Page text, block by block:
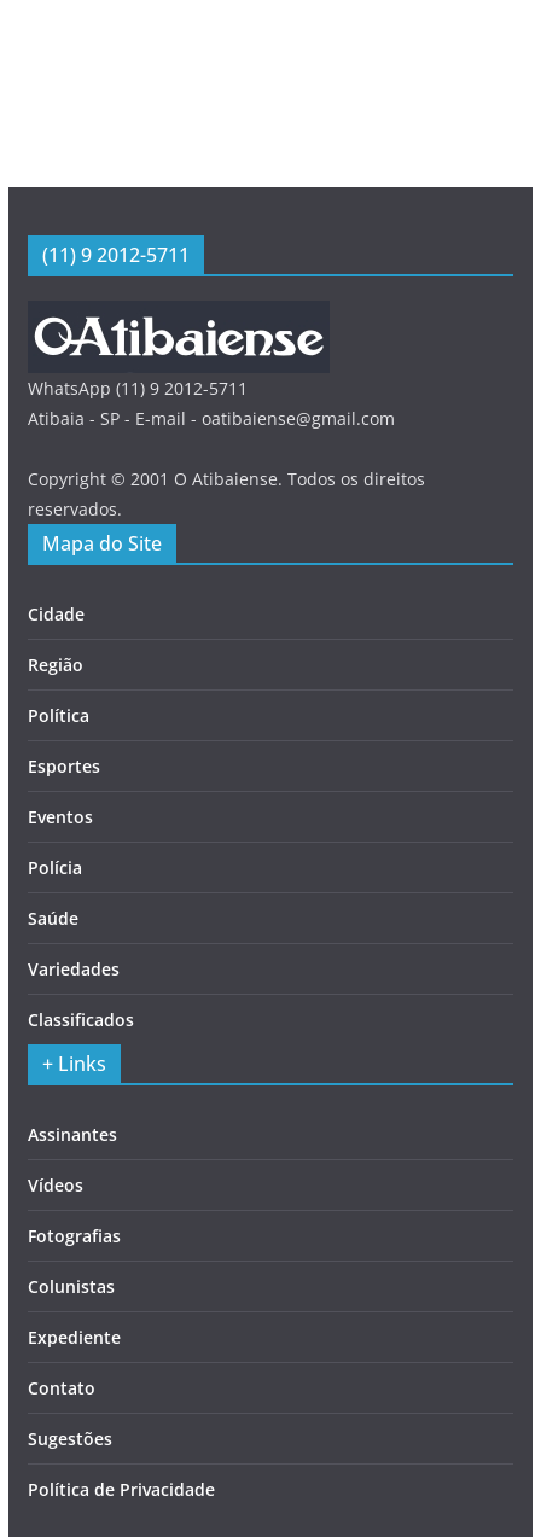
(11) 9 2012-5711
WhatsApp (11) 9 2012-5711
Atibaia - SP - E-mail - oatibaiense@gmail.com
Copyright © 2001 O Atibaiense. Todos os direitos
reservados.
Mapa do Site
Cidade
Região
Política
Esportes
Eventos
Polícia
Saúde
Variedades
Classificados
+ Links
Assinantes
Vídeos
Fotografias
Colunistas
Expediente
Contato
Sugestões
Política de Privacidade